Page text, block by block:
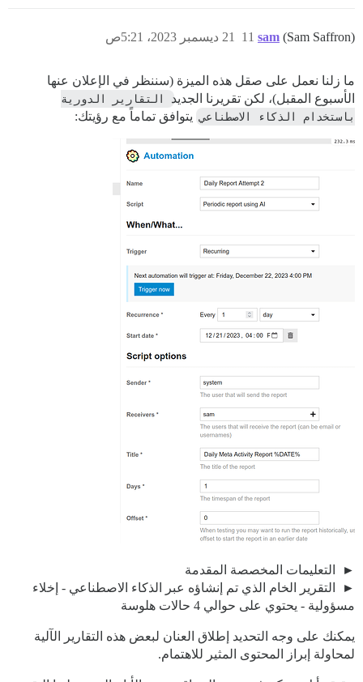
sam (Sam Saffron) 21 ديسمبر 2023، 5:21ص 11
ما زلنا نعمل على صقل هذه الميزة (سننظر في الإعلان عنها
الأسبوع المقبل)، لكن تقريرنا الجديد
باستخدام الذكاء الاصطناعي يتوافق تماماً مع رؤيتك:
التعليمات المخصصة المقدمة
التقرير الخام الذي تم إنشاؤه عبر الذكاء الاصطناعي - إخلاء
مسؤولية - يحتوي على حوالي 4 حالات هلوسة
يمكنك على وجه التحديد إطلاق العنان لبعض هذه التقارير الآلية
لمحاولة إبراز المحتوى المثير للاهتمام.